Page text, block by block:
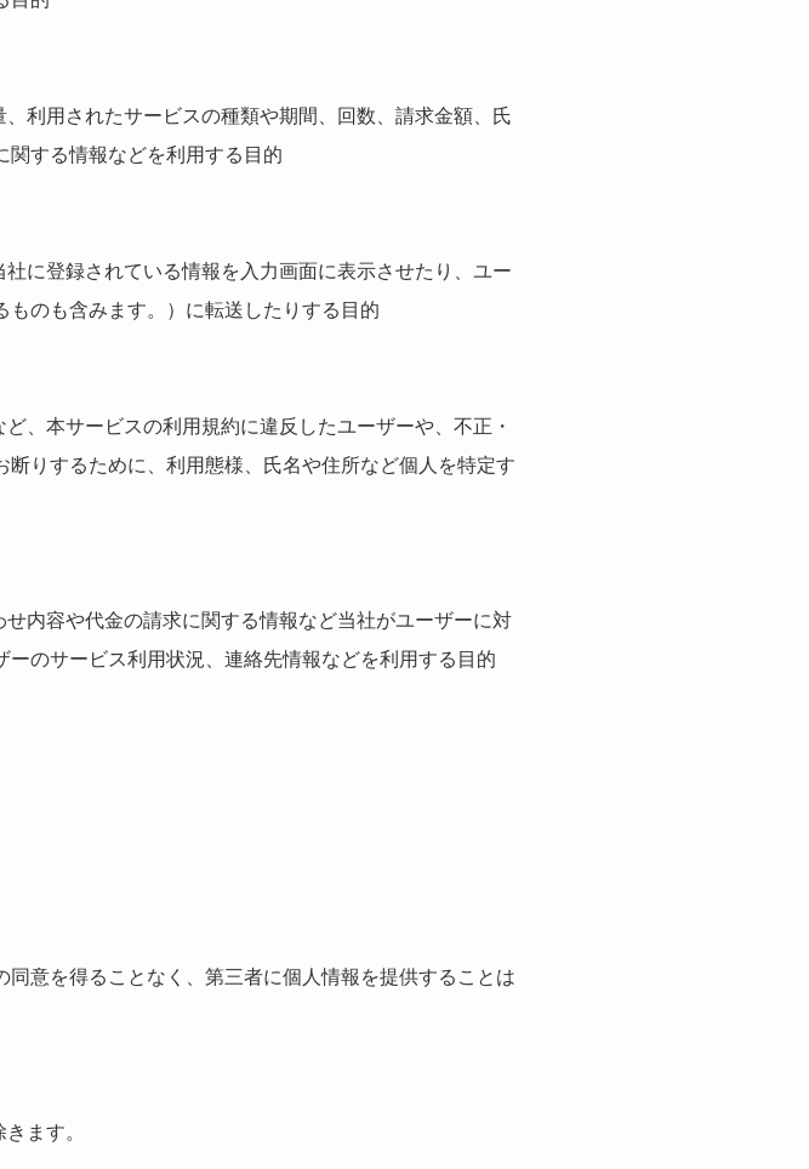
利用されたサービスの種類や期間、回数、請求金額、氏
関する情報などを利用する目的
に登録されている情報を入力画面に表示させたり、ユー
のも含みます。）に転送したりする目的
、本サービスの利用規約に違反したユーザーや、不正・
りするために、利用態様、氏名や住所など個人を特定す
内容や代金の請求に関する情報など当社がユーザーに対
のサービス利用状況、連絡先情報などを利用する目的
意を得ることなく、第三者に個人情報を提供することは
ます。